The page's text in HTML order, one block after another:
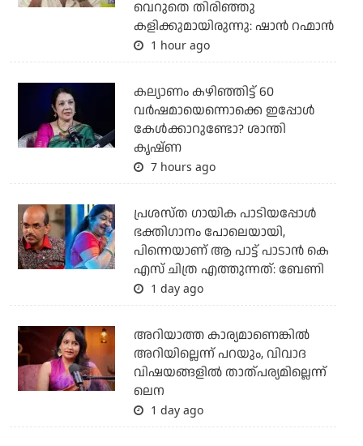
വെറുതെ തിരിഞ്ഞു
കളിക്കുമായിരുന്നു: ഷാൻ റഹ്മാൻ
1 hour ago
കല്യാണം കഴിഞ്ഞിട്ട് 60
വർഷമായെന്നൊക്കെ ഇപ്പോൾ
കേൾക്കാറുണ്ടോ? ശാന്തി
കൃഷ്ണ
7 hours ago
പ്രശസ്ത ഗായിക പാടിയപ്പോൾ
ഭക്തിഗാനം പോലെയായി,
പിന്നെയാണ് ആ പാട്ട് പാടാൻ കെ
എസ് ചിത്ര എത്തുന്നത്: ബേണി
1 day ago
അറിയാത്ത കാര്യമാണെങ്കിൽ
അറിയില്ലെന്ന് പറയും, വിവാദ
വിഷയങ്ങളിൽ താത്പര്യമില്ലെന്ന്
ലെന
1 day ago